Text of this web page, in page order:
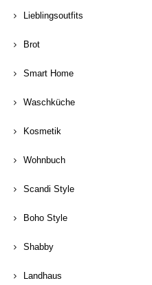
Lieblingsoutfits
Brot
Smart Home
Waschküche
Kosmetik
Wohnbuch
Scandi Style
Boho Style
Shabby
Landhaus